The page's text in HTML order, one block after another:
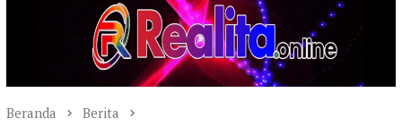
Beranda Berita